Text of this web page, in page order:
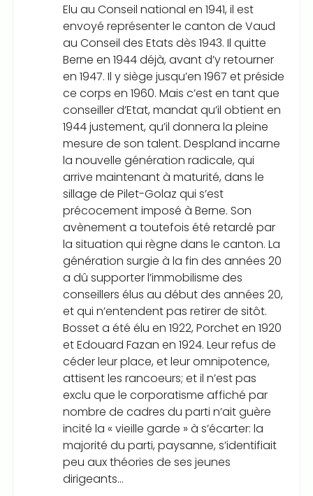
Elu au Conseil national en 1941, il est
envoyé représenter le canton de Vaud
au Conseil des Etats dès 1943. Il quitte
Berne en 1944 déjà, avant d’y retourner
en 1947. Il y siège jusqu’en 1967 et préside
ce corps en 1960. Mais c’est en tant que
conseiller d’Etat, mandat qu’il obtient en
1944 justement, qu’il donnera la pleine
mesure de son talent. Despland incarne
la nouvelle génération radicale, qui
arrive maintenant à maturité, dans le
sillage de Pilet-Golaz qui s’est
précocement imposé à Berne. Son
avènement a toutefois été retardé par
la situation qui règne dans le canton. La
génération surgie à la fin des années 20
a dû supporter l’immobilisme des
conseillers élus au début des années 20,
et qui n’entendent pas retirer de sitôt.
Bosset a été élu en 1922, Porchet en 1920
et Edouard Fazan en 1924. Leur refus de
céder leur place, et leur omnipotence,
attisent les rancoeurs; et il n’est pas
exclu que le corporatisme affiché par
nombre de cadres du parti n’ait guère
incité la « vieille garde » à s’écarter: la
majorité du parti, paysanne, s’identifiait
peu aux théories de ses jeunes
dirigeants…